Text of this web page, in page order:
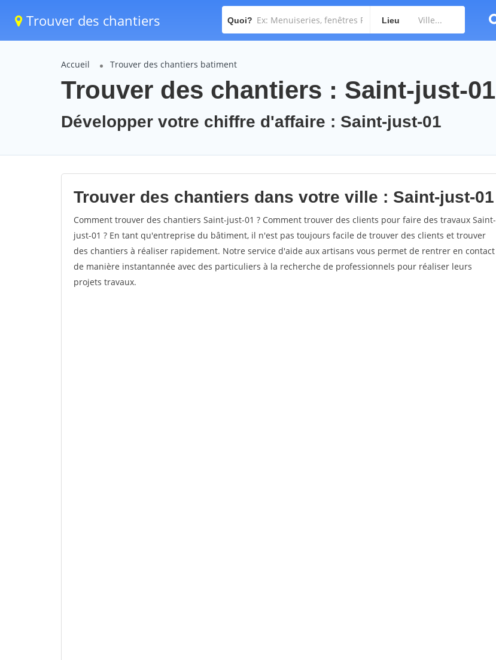
Trouver des chantiers Quoi? Lieu
Accueil Trouver des chantiers batiment
Trouver des chantiers : Saint-just-01
Développer votre chiffre d'affaire : Saint-just-01
Trouver des chantiers dans votre ville : Saint-just-01
Comment trouver des chantiers Saint-just-01 ? Comment trouver des clients pour faire des travaux Saint-
just-01 ? En tant qu'entreprise du bâtiment, il n'est pas toujours facile de trouver des clients et trouver
des chantiers à réaliser rapidement. Notre service d'aide aux artisans vous permet de rentrer en contact
de manière instantannée avec des particuliers à la recherche de professionnels pour réaliser leurs
projets travaux.